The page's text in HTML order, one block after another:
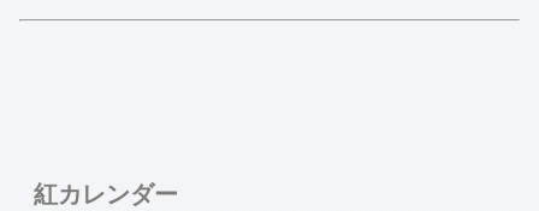
紅カレンダー